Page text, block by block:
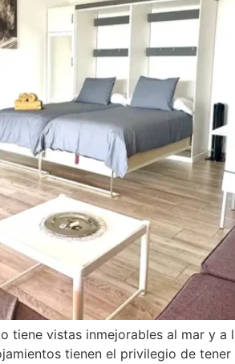
vistas inmejorables al mar y
tienen el privilegio de